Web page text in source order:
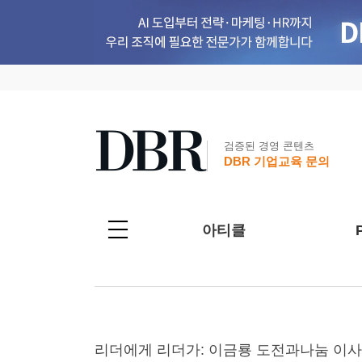
검증된 경영 콘텐츠
DBR 기업교육 문의
아티클
리더에게 리더가: 이금룡 도전과나눔 이